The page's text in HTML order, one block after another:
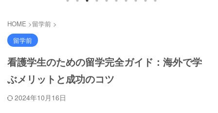
HOME >留学前 >
留学前
看護学生のための留学完全ガイド：海外で学
ぶメリットと成功のコツ
2024年10月16日